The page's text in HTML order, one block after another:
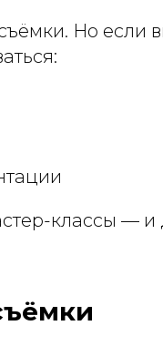
Но если
классы — и